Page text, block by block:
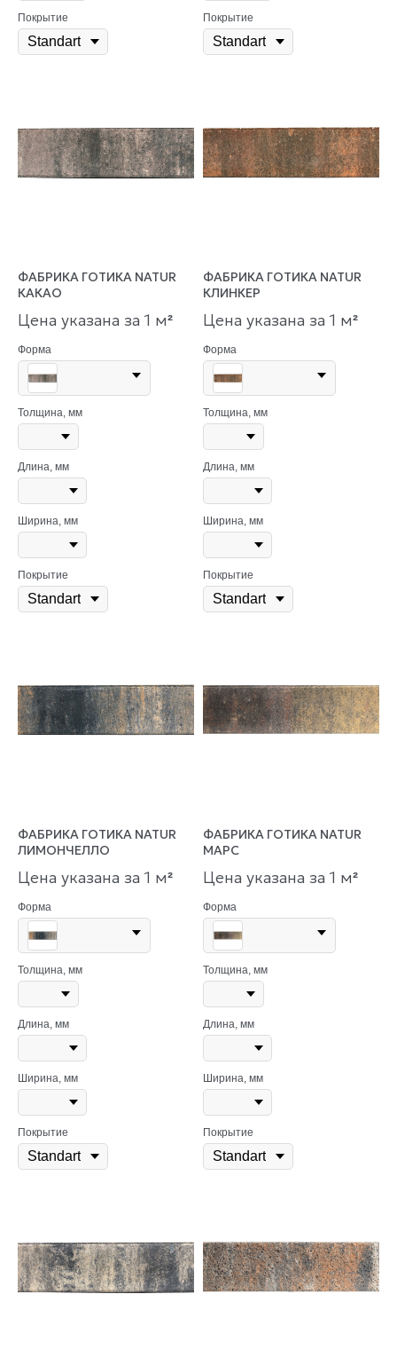
Покрытие Покрытие
ФАБРИКА ГОТИКА NATUR
КАКАО
Цена указана за 1 м²
Форма
Толщина, мм
Длина, мм
Ширина, мм
Покрытие
ФАБРИКА ГОТИКА NATUR
КЛИНКЕР
Цена указана за 1 м²
Форма
Толщина, мм
Длина, мм
Ширина, мм
Покрытие
ФАБРИКА ГОТИКА NATUR
ЛИМОНЧЕЛЛО
Цена указана за 1 м²
Форма
Толщина, мм
Длина, мм
Ширина, мм
Покрытие
ФАБРИКА ГОТИКА NATUR
МАРС
Цена указана за 1 м²
Форма
Толщина, мм
Длина, мм
Ширина, мм
Покрытие